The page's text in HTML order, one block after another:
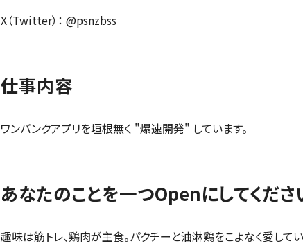
X（Twitter）： @psnzbss
仕事内容
ワンバンクアプリを垣根無く "爆速開発" しています。
あなたのことを一つOpenにしてくださ
趣味は筋トレ、鶏肉が主食。パクチーと油淋鶏をこよなく愛してい